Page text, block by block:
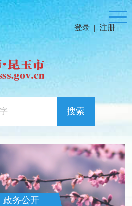
登录 | 注册 |
搜索
政务公开